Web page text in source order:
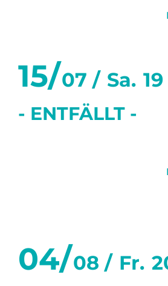
15/07 / Sa.
- ENTFÄLLT -
04/08 / Fr.